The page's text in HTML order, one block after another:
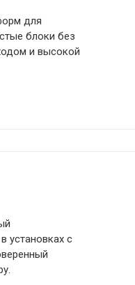
для
блоки без
и высокой
установках с